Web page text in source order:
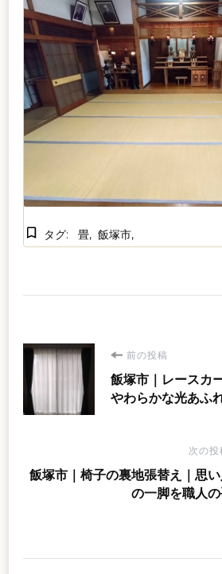
タグ: 畳 飯塚市
投
稿
ビ
ー
前の投稿
飯塚市｜レースカ
やわらかな光あふ
次の投
飯塚市｜椅子の裏地張替え｜思
の一脚を職人